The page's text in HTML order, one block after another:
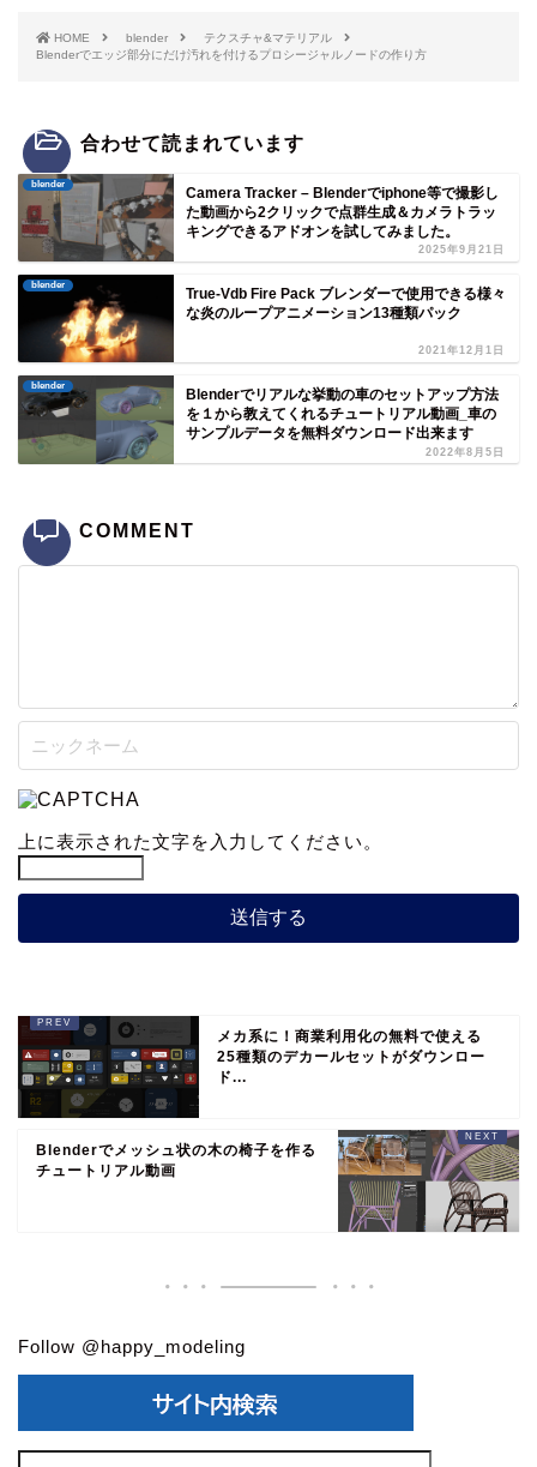
HOME blender
テクスチャ&マテリアル
Blenderでエッジ部分にだけ汚れを付けるプロシージャルノードの作り方
合わせて読まれています
blender
Camera Tracker – Blenderでiphone等で撮影し
た動画から2クリックで点群生成＆カメラトラッ
キングできるアドオンを試してみました。
2025年9月21日
blender
True-Vdb Fire Pack ブレンダーで使用できる様々
な炎のループアニメーション13種類パック
2021年12月1日
blender
Blenderでリアルな挙動の車のセットアップ方法
を１から教えてくれるチュートリアル動画_車の
サンプルデータを無料ダウンロード出来ます
2022年8月5日
COMMENT
上に表示された文字を入力してください。
メカ系に！商業利用化の無料で使える
25種類のデカールセットがダウンロー
ド...
Blenderでメッシュ状の木の椅子を作る
チュートリアル動画
Follow @happy_modeling